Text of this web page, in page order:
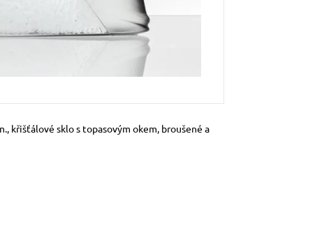
křišťálové sklo s topasovým okem, broušené a